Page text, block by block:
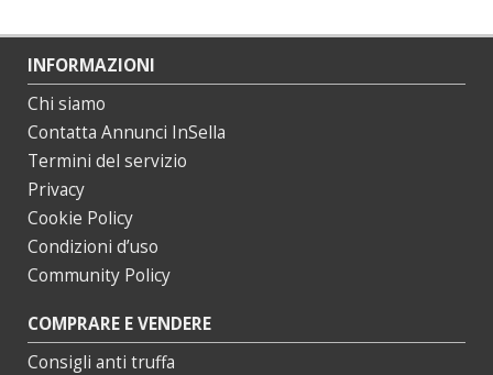
INFORMAZIONI
Chi siamo
Contatta Annunci InSella
Termini del servizio
Privacy
Cookie Policy
Condizioni d’uso
Community Policy
COMPRARE E VENDERE
Consigli anti truffa